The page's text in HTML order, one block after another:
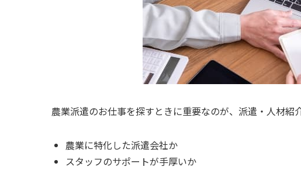
農業派遣のお仕事を探すときに重要なのが、派遣・人材紹
農業に特化した派遣会社か
スタッフのサポートが手厚いか